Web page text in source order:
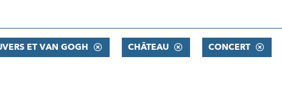
ET VAN GOGH CHÂTEAU CONCERT